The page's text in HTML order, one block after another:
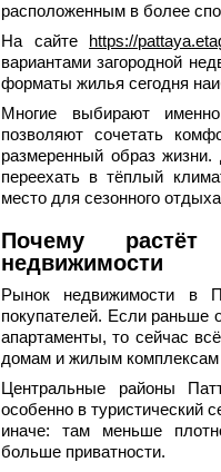
расположенным в более
На сайте
https://
вариантами загородной
форматы жилья сегодня
Многие выбирают
позволяют сочетать
размеренный образ жизни.
переехать в тёплый
место для сезонного
Почему
недвижимости
Рынок недвижимости в
покупателей. Если раньше
апартаменты, то сейчас
домам и жилым комплексам
Центральные районы
особенно в туристический
иначе: там меньше
больше приватности.